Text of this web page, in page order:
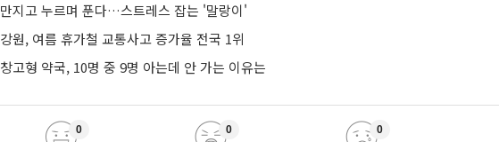
만지고 누르며 푼다…스트레스 잡는 '말랑이'
강원, 여름 휴가철 교통사고 증가율 전국 1위
창고형 약국, 10명 중 9명 아는데 안 가는 이유는
0 0 0